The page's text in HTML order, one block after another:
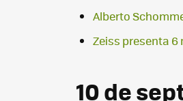
Alberto
Zeiss presenta
10 de